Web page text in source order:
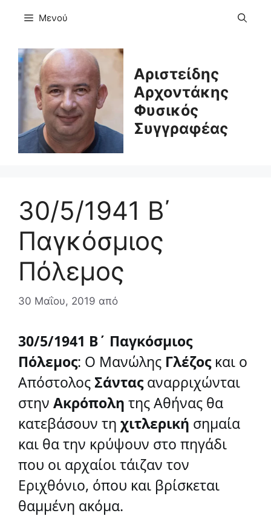
Μενού
Αριστείδης
Αρχοντάκης
Φυσικός
Συγγραφέας
30/5/1941 Β΄
Παγκόσμιος
Πόλεμος
30 Μαΐου, 2019 από
30/5/1941 Β΄ Παγκόσμιος
Πόλεμος: Ο Μανώλης Γλέζος και ο
Απόστολος Σάντας αναρριχώνται
στην Ακρόπολη της Αθήνας θα
κατεβάσουν τη χιτλερική σημαία
και θα την κρύψουν στο πηγάδι
που οι αρχαίοι τάιζαν τον
Εριχθόνιο, όπου και βρίσκεται
θαμμένη ακόμα.